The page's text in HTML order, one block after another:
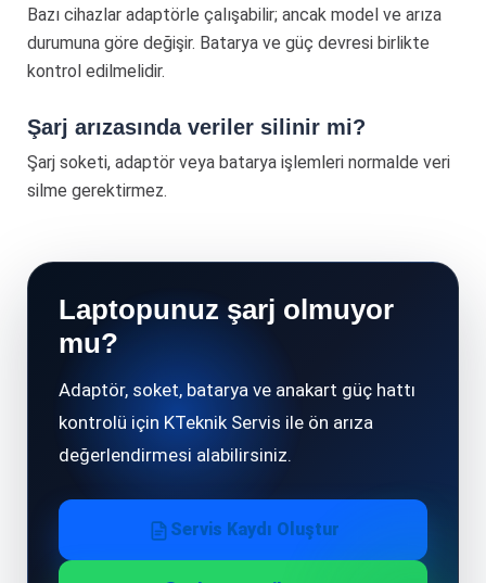
Bazı cihazlar adaptörle çalışabilir; ancak model ve arıza
durumuna göre değişir. Batarya ve güç devresi birlikte
kontrol edilmelidir.
Şarj arızasında veriler silinir mi?
Şarj soketi, adaptör veya batarya işlemleri normalde veri
silme gerektirmez.
Laptopunuz şarj olmuyor
mu?
Adaptör, soket, batarya ve anakart güç hattı
kontrolü için KTeknik Servis ile ön arıza
değerlendirmesi alabilirsiniz.
Servis Kaydı Oluştur